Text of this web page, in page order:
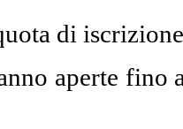
di
aperte fino